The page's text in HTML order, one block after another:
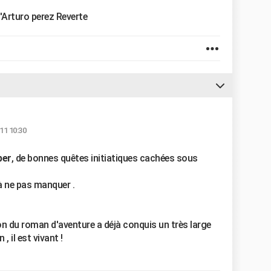
perez Reverte
10:30
, de bonnes quêtes initiatiques cachées sous
pas manquer .
du roman d'aventure a déjà conquis un très large
, il est vivant !